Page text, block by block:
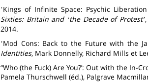
‘Kings of Infinite Space: Psychic
Sixties: Britain and ‘the Decade of Protest’
2014.
‘Mod Cons: Back to the Future with the
Identities, Mark Donnelly, Richard Mills et
“Who (the Fuck) Are You?’: Out with the In-
Pamela Thurschwell (éd.), Palgrave